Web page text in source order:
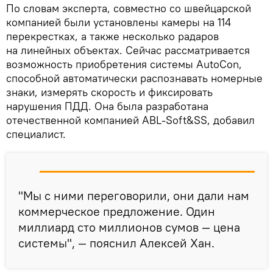
По словам эксперта, совместно со швейцарской
компанией были установлены камеры на 114
перекрестках, а также несколько радаров
на линейных объектах. Сейчас рассматривается
возможность приобретения системы AutoCon,
способной автоматически распознавать номерные
знаки, измерять скорость и фиксировать
нарушения ПДД. Она была разработана
отечественной компанией ABL-Soft&SS, добавил
специалист.
"Мы с ними переговорили, они дали нам
коммерческое предложение. Один
миллиард сто миллионов сумов — цена
системы", — пояснил Алексей Хан.